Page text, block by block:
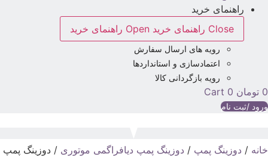
راهنمای خرید
Close راهنمای خرید
Open راهنمای خرید
رویه های ارسال سفارش
اعتمادسازی و استانداردها
رویه بازگردانی کالا
0 تومان 0
Cart
ورود /ثبت نام
خانه / دوزینگ پمپ / دوزینگ پمپ دیافراگمی موتوری / دوزینگ پمپ